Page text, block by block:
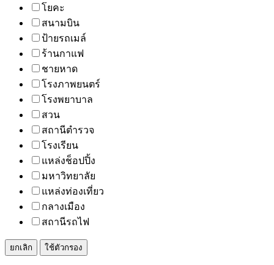
โยคะ
สนามบิน
ป้ายรถเมล์
ร้านกาแฟ
ชายหาด
โรงภาพยนตร์
โรงพยาบาล
สวน
สถานีตำรวจ
โรงเรียน
แหล่งช็อปปิ้ง
มหาวิทยาลัย
แหล่งท่องเที่ยว
กลางเมือง
สถานีรถไฟ
ยกเลิก ใช้ตัวกรอง